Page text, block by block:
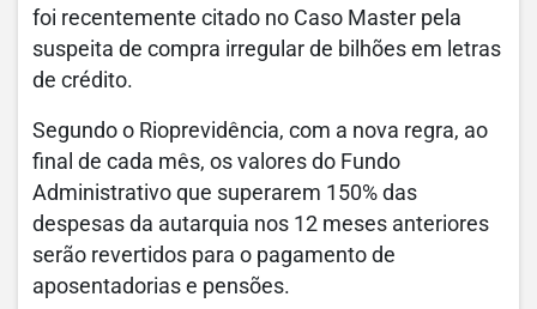
foi recentemente citado no Caso Master pela
suspeita de compra irregular de bilhões em letras
de crédito.
Segundo o Rioprevidência, com a nova regra, ao
final de cada mês, os valores do Fundo
Administrativo que superarem 150% das
despesas da autarquia nos 12 meses anteriores
serão revertidos para o pagamento de
aposentadorias e pensões.